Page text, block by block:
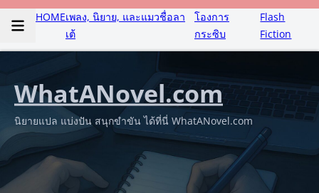
HOMEเพลง, นิยาย, และแมวชื่อลา
เต้
โองการ
กระซิบ
Flash
Fiction
WhatANovel.com
นิยายแปล แบ่งปัน สนุกขำขัน ได้ที่นี่ WhatANovel.com